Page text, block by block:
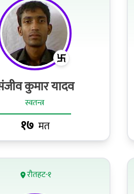
कुमार यादव
स्वतन्त्र
१७ मत
रौतहट-१